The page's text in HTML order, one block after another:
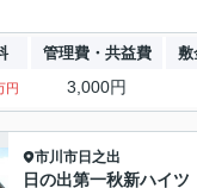
管理費・共益費 敷
円 3,000円
市川市 日之出
日の出第一秋新ハイツ